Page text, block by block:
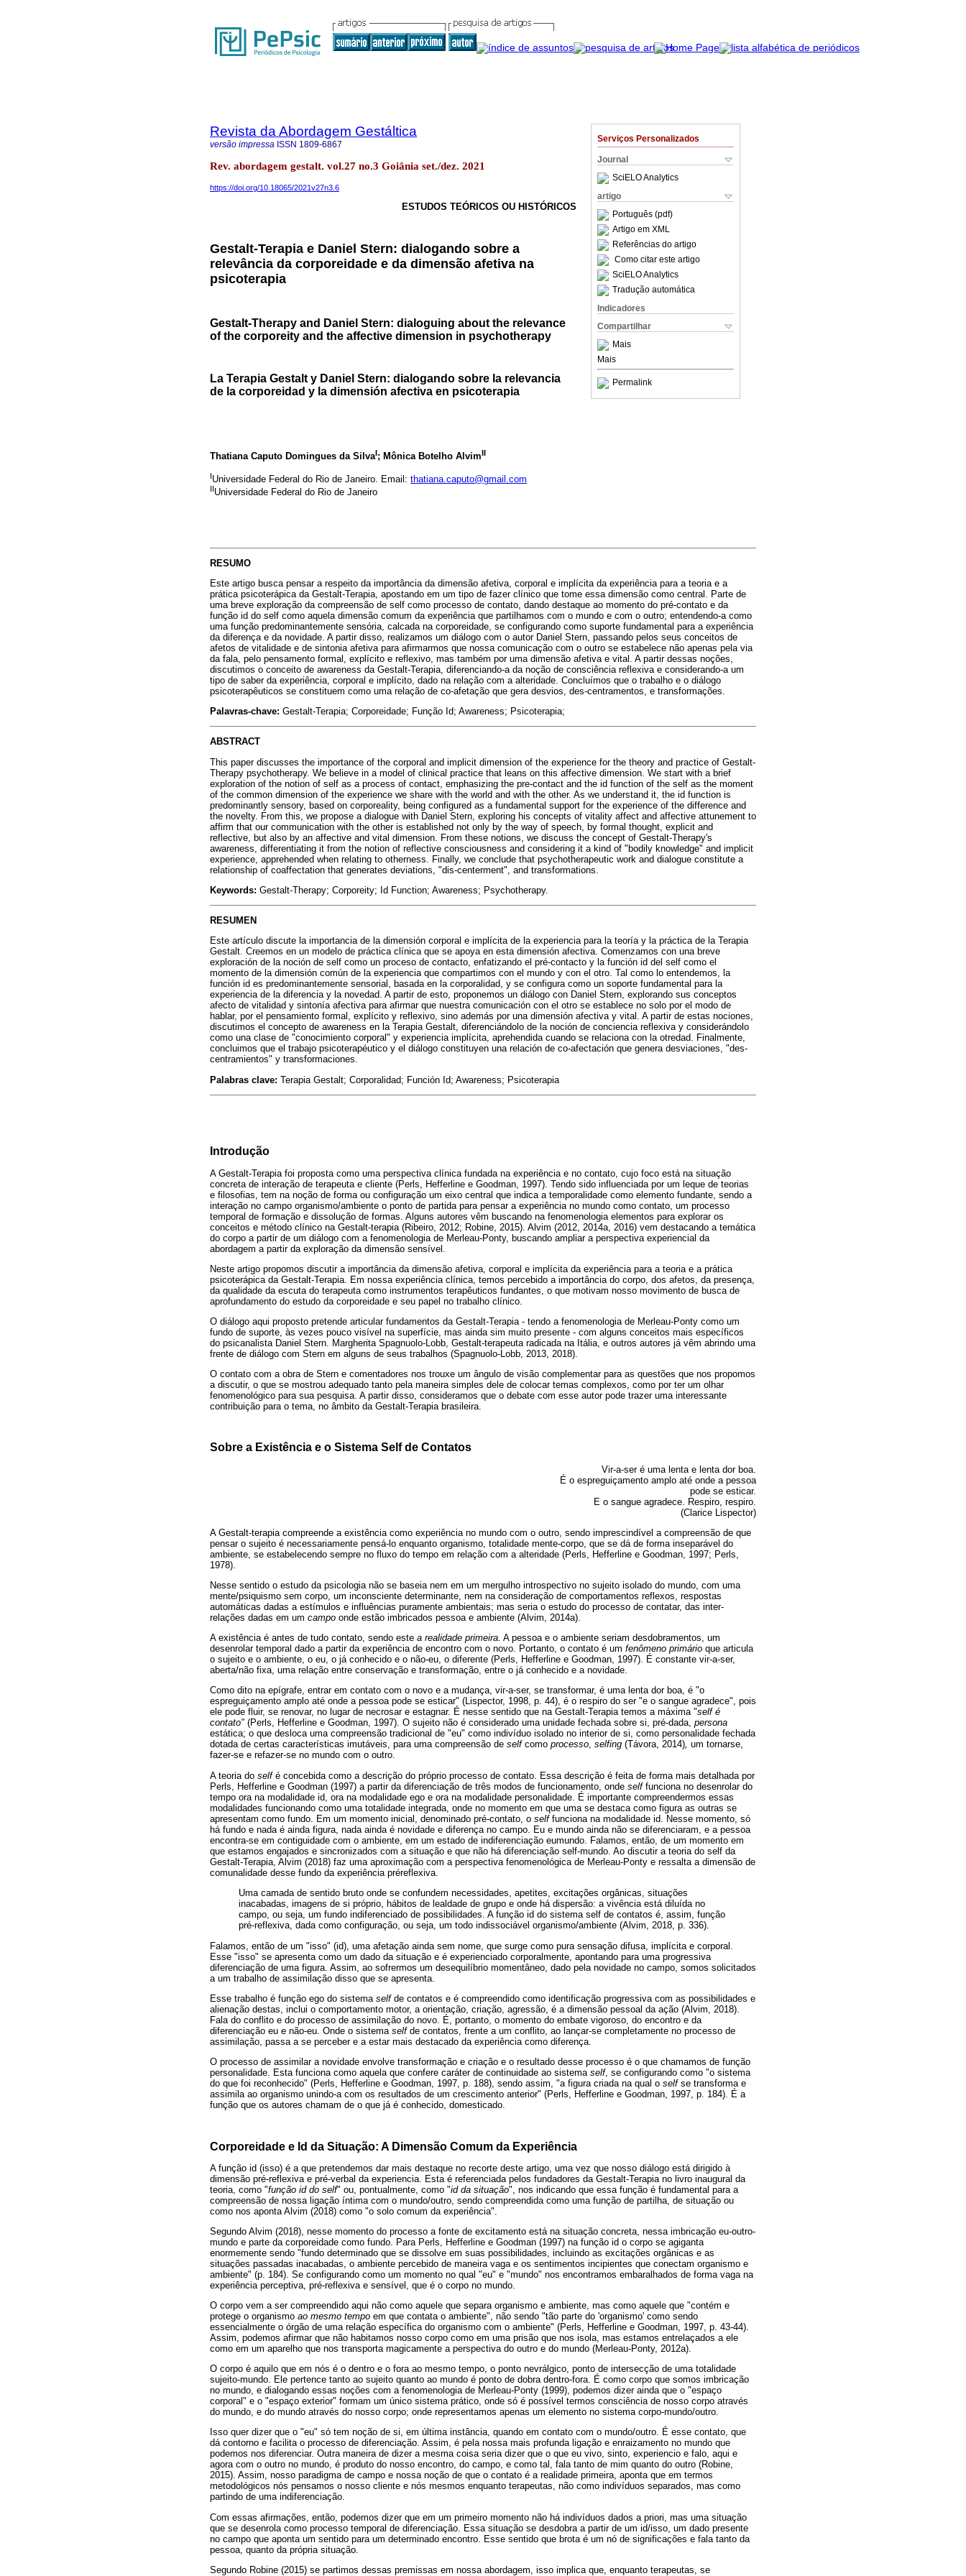
Serviços Personalizados
Journal
SciELO Analytics
artigo
Português (pdf)
Artigo em XML
Referências do artigo
Como citar este artigo
SciELO Analytics
Tradução automática
Indicadores
Compartilhar
Mais
Mais
Permalink
Revista da Abordagem Gestáltica
versão impressa ISSN 1809-6867
Rev. abordagem gestalt. vol.27 no.3 Goiânia set./dez. 2021
https://doi.org/10.18065/2021v27n3.6
ESTUDOS TEÓRICOS OU HISTÓRICOS
Gestalt-Terapia e Daniel Stern: dialogando sobre a
relevância da corporeidade e da dimensão afetiva na
psicoterapia
Gestalt-Therapy and Daniel Stern: dialoguing about the relevance
of the corporeity and the affective dimension in psychotherapy
La Terapia Gestalt y Daniel Stern: dialogando sobre la relevancia
de la corporeidad y la dimensión afectiva en psicoterapia
Thatiana Caputo Domingues da SilvaI; Mônica Botelho AlvimII
IUniversidade Federal do Rio de Janeiro. Email: thatiana.caputo@gmail.com
IIUniversidade Federal do Rio de Janeiro
RESUMO
Este artigo busca pensar a respeito da importância da dimensão afetiva, corporal e implícita da experiência para a teoria e a
prática psicoterápica da Gestalt-Terapia, apostando em um tipo de fazer clínico que tome essa dimensão como central. Parte de
uma breve exploração da compreensão de self como processo de contato, dando destaque ao momento do pré-contato e da
função id do self como aquela dimensão comum da experiência que partilhamos com o mundo e com o outro; entendendo-a como
uma função predominantemente sensória, calcada na corporeidade, se configurando como suporte fundamental para a experiência
da diferença e da novidade. A partir disso, realizamos um diálogo com o autor Daniel Stern, passando pelos seus conceitos de
afetos de vitalidade e de sintonia afetiva para afirmarmos que nossa comunicação com o outro se estabelece não apenas pela via
da fala, pelo pensamento formal, explícito e reflexivo, mas também por uma dimensão afetiva e vital. A partir dessas noções,
discutimos o conceito de awareness da Gestalt-Terapia, diferenciando-a da noção de consciência reflexiva e considerando-a um
tipo de saber da experiência, corporal e implícito, dado na relação com a alteridade. Concluímos que o trabalho e o diálogo
psicoterapêuticos se constituem como uma relação de co-afetação que gera desvios, des-centramentos, e transformações.
Palavras-chave: Gestalt-Terapia; Corporeidade; Função Id; Awareness; Psicoterapia;
ABSTRACT
This paper discusses the importance of the corporal and implicit dimension of the experience for the theory and practice of Gestalt-
Therapy psychotherapy. We believe in a model of clinical practice that leans on this affective dimension. We start with a brief
exploration of the notion of self as a process of contact, emphasizing the pre-contact and the id function of the self as the moment
of the common dimension of the experience we share with the world and with the other. As we understand it, the id function is
predominantly sensory, based on corporeality, being configured as a fundamental support for the experience of the difference and
the novelty. From this, we propose a dialogue with Daniel Stern, exploring his concepts of vitality affect and affective attunement to
affirm that our communication with the other is established not only by the way of speech, by formal thought, explicit and
reflective, but also by an affective and vital dimension. From these notions, we discuss the concept of Gestalt-Therapy's
awareness, differentiating it from the notion of reflective consciousness and considering it a kind of "bodily knowledge" and implicit
experience, apprehended when relating to otherness. Finally, we conclude that psychotherapeutic work and dialogue constitute a
relationship of coaffectation that generates deviations, "dis-centerment", and transformations.
Keywords: Gestalt-Therapy; Corporeity; Id Function; Awareness; Psychotherapy.
RESUMEN
Este artículo discute la importancia de la dimensión corporal e implícita de la experiencia para la teoría y la práctica de la Terapia
Gestalt. Creemos en un modelo de práctica clínica que se apoya en esta dimensión afectiva. Comenzamos con una breve
exploración de la noción de self como un proceso de contacto, enfatizando el pré-contacto y la función id del self como el
momento de la dimensión común de la experiencia que compartimos con el mundo y con el otro. Tal como lo entendemos, la
función id es predominantemente sensorial, basada en la corporalidad, y se configura como un soporte fundamental para la
experiencia de la diferencia y la novedad. A partir de esto, proponemos un diálogo con Daniel Stern, explorando sus conceptos
afecto de vitalidad y sintonía afectiva para afirmar que nuestra comunicación con el otro se establece no solo por el modo de
hablar, por el pensamiento formal, explícito y reflexivo, sino además por una dimensión afectiva y vital. A partir de estas nociones,
discutimos el concepto de awareness en la Terapia Gestalt, diferenciándolo de la noción de conciencia reflexiva y considerándolo
como una clase de "conocimiento corporal" y experiencia implícita, aprehendida cuando se relaciona con la otredad. Finalmente,
concluimos que el trabajo psicoterapéutico y el diálogo constituyen una relación de co-afectación que genera desviaciones, "des-
centramientos" y transformaciones.
Palabras clave: Terapia Gestalt; Corporalidad; Función Id; Awareness; Psicoterapia
Introdução
A Gestalt-Terapia foi proposta como uma perspectiva clínica fundada na experiência e no contato, cujo foco está na situação
concreta de interação de terapeuta e cliente (Perls, Hefferline e Goodman, 1997). Tendo sido influenciada por um leque de teorias
e filosofias, tem na noção de forma ou configuração um eixo central que indica a temporalidade como elemento fundante, sendo a
interação no campo organismo/ambiente o ponto de partida para pensar a experiência no mundo como contato, um processo
temporal de formação e dissolução de formas. Alguns autores vêm buscando na fenomenologia elementos para explorar os
conceitos e método clínico na Gestalt-terapia (Ribeiro, 2012; Robine, 2015). Alvim (2012, 2014a, 2016) vem destacando a temática
do corpo a partir de um diálogo com a fenomenologia de Merleau-Ponty, buscando ampliar a perspectiva experiencial da
abordagem a partir da exploração da dimensão sensível.
Neste artigo propomos discutir a importância da dimensão afetiva, corporal e implícita da experiência para a teoria e a prática
psicoterápica da Gestalt-Terapia. Em nossa experiência clínica, temos percebido a importância do corpo, dos afetos, da presença,
da qualidade da escuta do terapeuta como instrumentos terapêuticos fundantes, o que motivam nosso movimento de busca de
aprofundamento do estudo da corporeidade e seu papel no trabalho clínico.
O diálogo aqui proposto pretende articular fundamentos da Gestalt-Terapia - tendo a fenomenologia de Merleau-Ponty como um
fundo de suporte, às vezes pouco visível na superfície, mas ainda sim muito presente - com alguns conceitos mais específicos
do psicanalista Daniel Stern. Margherita Spagnuolo-Lobb, Gestalt-terapeuta radicada na Itália, e outros autores já vêm abrindo uma
frente de diálogo com Stern em alguns de seus trabalhos (Spagnuolo-Lobb, 2013, 2018).
O contato com a obra de Stern e comentadores nos trouxe um ângulo de visão complementar para as questões que nos propomos
a discutir, o que se mostrou adequado tanto pela maneira simples dele de colocar temas complexos, como por ter um olhar
fenomenológico para sua pesquisa. A partir disso, consideramos que o debate com esse autor pode trazer uma interessante
contribuição para o tema, no âmbito da Gestalt-Terapia brasileira.
Sobre a Existência e o Sistema Self de Contatos
Vir-a-ser é uma lenta e lenta dor boa.
É o espreguiçamento amplo até onde a pessoa
pode se esticar.
E o sangue agradece. Respiro, respiro.
(Clarice Lispector)
A Gestalt-terapia compreende a existência como experiência no mundo com o outro, sendo imprescindível a compreensão de que
pensar o sujeito é necessariamente pensá-lo enquanto organismo, totalidade mente-corpo, que se dá de forma inseparável do
ambiente, se estabelecendo sempre no fluxo do tempo em relação com a alteridade (Perls, Hefferline e Goodman, 1997; Perls,
1978).
Nesse sentido o estudo da psicologia não se baseia nem em um mergulho introspectivo no sujeito isolado do mundo, com uma
mente/psiquismo sem corpo, um inconsciente determinante, nem na consideração de comportamentos reflexos, respostas
automáticas dadas a estímulos e influências puramente ambientais; mas seria o estudo do processo de contatar, das inter-
relações dadas em um campo onde estão imbricados pessoa e ambiente (Alvim, 2014a).
A existência é antes de tudo contato, sendo este a realidade primeira. A pessoa e o ambiente seriam desdobramentos, um
desenrolar temporal dado a partir da experiência de encontro com o novo. Portanto, o contato é um fenômeno primário que articula
o sujeito e o ambiente, o eu, o já conhecido e o não-eu, o diferente (Perls, Hefferline e Goodman, 1997). É constante vir-a-ser,
aberta/não fixa, uma relação entre conservação e transformação, entre o já conhecido e a novidade.
Como dito na epígrafe, entrar em contato com o novo e a mudança, vir-a-ser, se transformar, é uma lenta dor boa, é "o
espreguiçamento amplo até onde a pessoa pode se esticar" (Lispector, 1998, p. 44), é o respiro do ser "e o sangue agradece", pois
ele pode fluir, se renovar, no lugar de necrosar e estagnar. É nesse sentido que na Gestalt-Terapia temos a máxima "self é
contato" (Perls, Hefferline e Goodman, 1997). O sujeito não é considerado uma unidade fechada sobre si, pré-dada, persona
estática; o que desloca uma compreensão tradicional de "eu" como indivíduo isolado no interior de si, como personalidade fechada
dotada de certas características imutáveis, para uma compreensão de selfcomo processo, selfing (Távora, 2014), um tornarse,
fazer-se e refazer-se no mundo com o outro.
A teoria do selfé concebida como a descrição do próprio processo de contato. Essa descrição é feita de forma mais detalhada por
Perls, Hefferline e Goodman (1997) a partir da diferenciação de três modos de funcionamento, onde selffunciona no desenrolar do
tempo ora na modalidade id, ora na modalidade ego e ora na modalidade personalidade. É importante compreendermos essas
modalidades funcionando como uma totalidade integrada, onde no momento em que uma se destaca como figura as outras se
apresentam como fundo. Em um momento inicial, denominado pré-contato, o selffunciona na modalidade id. Nesse momento, só
há fundo e nada é ainda figura, nada ainda é novidade e diferença no campo. Eu e mundo ainda não se diferenciaram, e a pessoa
encontra-se em contiguidade com o ambiente, em um estado de indiferenciação eumundo. Falamos, então, de um momento em
que estamos engajados e sincronizados com a situação e que não há diferenciação self-mundo. Ao discutir a teoria do self da
Gestalt-Terapia, Alvim (2018) faz uma aproximação com a perspectiva fenomenológica de Merleau-Ponty e ressalta a dimensão de
comunalidade desse fundo da experiência préreflexiva.
Uma camada de sentido bruto onde se confundem necessidades, apetites, excitações orgânicas, situações
inacabadas, imagens de si próprio, hábitos de lealdade de grupo e onde há dispersão: a vivência está diluída no
campo, ou seja, um fundo indiferenciado de possibilidades. A função id do sistema self de contatos é, assim, função
pré-reflexiva, dada como configuração, ou seja, um todo indissociável organismo/ambiente (Alvim, 2018, p. 336).
Falamos, então de um "isso" (id), uma afetação ainda sem nome, que surge como pura sensação difusa, implícita e corporal.
Esse "isso" se apresenta como um dado da situação e é experienciado corporalmente, apontando para uma progressiva
diferenciação de uma figura. Assim, ao sofrermos um desequilíbrio momentâneo, dado pela novidade no campo, somos solicitados
a um trabalho de assimilação disso que se apresenta.
Esse trabalho é função ego do sistema selfde contatos e é compreendido como identificação progressiva com as possibilidades e
alienação destas, inclui o comportamento motor, a orientação, criação, agressão, é a dimensão pessoal da ação (Alvim, 2018).
Fala do conflito e do processo de assimilação do novo. É, portanto, o momento do embate vigoroso, do encontro e da
diferenciação eu e não-eu. Onde o sistema selfde contatos, frente a um conflito, ao lançar-se completamente no processo de
assimilação, passa a se perceber e a estar mais destacado da experiência como diferença.
O processo de assimilar a novidade envolve transformação e criação e o resultado desse processo é o que chamamos de função
personalidade. Esta funciona como aquela que confere caráter de continuidade ao sistema self, se configurando como "o sistema
do que foi reconhecido" (Perls, Hefferline e Goodman, 1997, p. 188), sendo assim, "a figura criada na qual o selfse transforma e
assimila ao organismo unindo-a com os resultados de um crescimento anterior" (Perls, Hefferline e Goodman, 1997, p. 184). É a
função que os autores chamam de o que já é conhecido, domesticado.
Corporeidade e Id da Situação: A Dimensão Comum da Experiência
A função id (isso) é a que pretendemos dar mais destaque no recorte deste artigo, uma vez que nosso diálogo está dirigido à
dimensão pré-reflexiva e pré-verbal da experiencia. Esta é referenciada pelos fundadores da Gestalt-Terapia no livro inaugural da
teoria, como "função id do self" ou, pontualmente, como "id da situação", nos indicando que essa função é fundamental para a
compreensão de nossa ligação íntima com o mundo/outro, sendo compreendida como uma função de partilha, de situação ou
como nos aponta Alvim (2018) como "o solo comum da experiência".
Segundo Alvim (2018), nesse momento do processo a fonte de excitamento está na situação concreta, nessa imbricação eu-outro-
mundo e parte da corporeidade como fundo. Para Perls, Hefferline e Goodman (1997) na função id o corpo se agiganta
enormemente sendo "fundo determinado que se dissolve em suas possibilidades, incluindo as excitações orgânicas e as
situações passadas inacabadas, o ambiente percebido de maneira vaga e os sentimentos incipientes que conectam organismo e
ambiente" (p. 184). Se configurando como um momento no qual "eu" e "mundo" nos encontramos embaralhados de forma vaga na
experiência perceptiva, pré-reflexiva e sensível, que é o corpo no mundo.
O corpo vem a ser compreendido aqui não como aquele que separa organismo e ambiente, mas como aquele que "contém e
protege o organismo ao mesmo tempo em que contata o ambiente", não sendo "tão parte do 'organismo' como sendo
essencialmente o órgão de uma relação específica do organismo com o ambiente" (Perls, Hefferline e Goodman, 1997, p. 43-44).
Assim, podemos afirmar que não habitamos nosso corpo como em uma prisão que nos isola, mas estamos entrelaçados a ele
como em um aparelho que nos transporta magicamente a perspectiva do outro e do mundo (Merleau-Ponty, 2012a).
O corpo é aquilo que em nós é o dentro e o fora ao mesmo tempo, o ponto nevrálgico, ponto de intersecção de uma totalidade
sujeito-mundo. Ele pertence tanto ao sujeito quanto ao mundo é ponto de dobra dentro-fora. É como corpo que somos imbricação
no mundo, e dialogando essas noções com a fenomenologia de Merleau-Ponty (1999), podemos dizer ainda que o "espaço
corporal" e o "espaço exterior" formam um único sistema prático, onde só é possível termos consciência de nosso corpo através
do mundo, e do mundo através do nosso corpo; onde representamos apenas um elemento no sistema corpo-mundo/outro.
Isso quer dizer que o "eu" só tem noção de si, em última instância, quando em contato com o mundo/outro. É esse contato, que
dá contorno e facilita o processo de diferenciação. Assim, é pela nossa mais profunda ligação e enraizamento no mundo que
podemos nos diferenciar. Outra maneira de dizer a mesma coisa seria dizer que o que eu vivo, sinto, experiencio e falo, aqui e
agora com o outro no mundo, é produto do nosso encontro, do campo, e como tal, fala tanto de mim quanto do outro (Robine,
2015). Assim, nosso paradigma de campo e nossa noção de que o contato é a realidade primeira, aponta que em termos
metodológicos nós pensamos o nosso cliente e nós mesmos enquanto terapeutas, não como indivíduos separados, mas como
partindo de uma indiferenciação.
Com essas afirmações, então, podemos dizer que em um primeiro momento não há indivíduos dados a priori, mas uma situação
que se desenrola como processo temporal de diferenciação. Essa situação se desdobra a partir de um id/isso, um dado presente
no campo que aponta um sentido para um determinado encontro. Esse sentido que brota é um nó de significações e fala tanto da
pessoa, quanto da própria situação.
Segundo Robine (2015) se partimos dessas premissas em nossa abordagem, isso implica que, enquanto terapeutas, se